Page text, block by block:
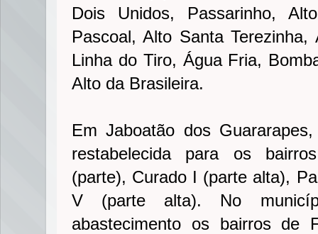
Dois Unidos, Passarinho,
Pascoal, Alto Santa
Linha do Tiro, Água Fria,
Alto da Brasileira.
Em Jaboatão dos
restabelecida para os
(parte), Curado I (parte alta),
V (parte alta). No
abastecimento os bairros de